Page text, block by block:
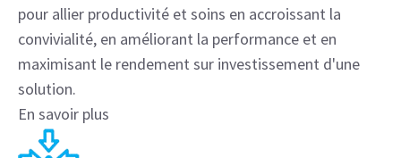
pour allier productivité et soins en accroissant la
convivialité, en améliorant la performance et en
maximisant le rendement sur investissement d'une
solution.
En savoir plus